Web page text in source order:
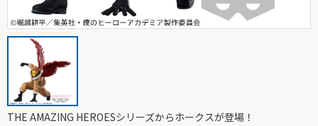
THE AMAZING HEROESシリーズからホークスが登場！